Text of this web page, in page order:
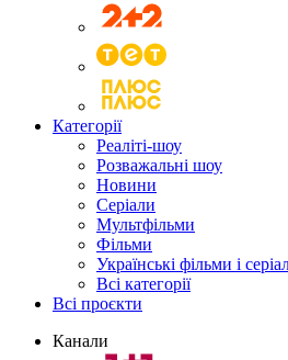
Категорії
Реаліті-шоу
Розважальні шоу
Новини
Серіали
Мультфільми
Фільми
Українські фільми і
Всі категорії
Всі проєкти
Канали